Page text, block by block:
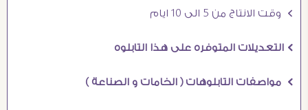
Ö وقت الانتاج من 5 الى 10 ايام
Ö التعديلات المتوفره على هذا التابلوه
Ö مواصفات التابلوهات ( الخامات و الصناعة )